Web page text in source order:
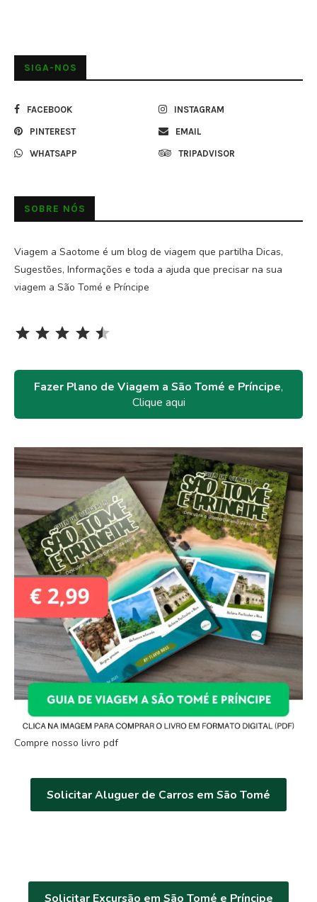
SIGA-NOS
FACEBOOK INSTAGRAM
PINTEREST EMAIL
WHATSAPP TRIPADVISOR
SOBRE NÓS
Viagem a Saotome é um blog de viagem que partilha Dicas,
Sugestões, Informações e toda a ajuda que precisar na sua
viagem a São Tomé e Príncipe
⭐⭐⭐ ⭐⭐
Fazer Plano de Viagem a São Tomé e Príncipe,
Clique aqui
Compre nosso livro pdf
Solicitar Aluguer de Carros em São Tomé
Solicitar Excursão em São Tomé e Príncipe